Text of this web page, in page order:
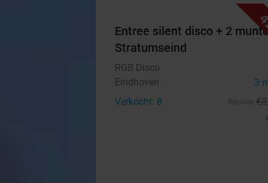
Entree silent disco + 2
Stratumseind
RGB Disco
Eindhoven
3
Verkocht: 8 €8